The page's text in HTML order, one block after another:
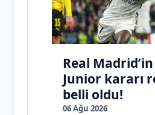
Real
Junior kararı
belli oldu!
06 Ağu 2026